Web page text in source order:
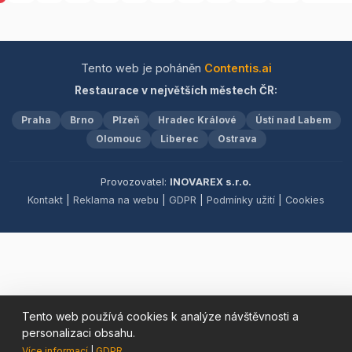
Tento web používá cookies k analýze návštěvnosti a
personalizaci obsahu.
Uvolněte se v našem
salónku, nebo si užijte
příjemnou atmosféru naší
nadšence nabízíme
velkoplošnou projekci,
okamžik. Vstupte do světa,
kde se luxus a pohodlí
nezapomenutelnými
zážitky, které vás zahřejí u
Tento web je poháněn Contentis.ai
Restaurace v největších městech ČR:
Praha Brno Plzeň Hradec Králové
Ústí nad Labem
Olomouc
Liberec Ostrava
Provozovatel: INOVAREX s.r.o.
Kontakt
Reklama na webu GDPR Podmínky užití Cookies